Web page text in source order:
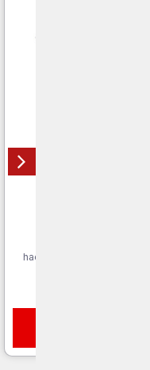
haciendo clic en el botón